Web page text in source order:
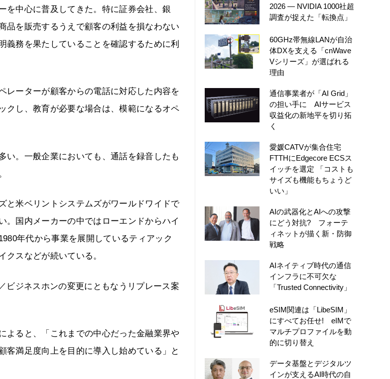
を中心に普及してきた。特に証券会社、銀
品を販売するうえで顧客の利益を損なわない
義務を果たしていることを確認するために利
レーターが顧客からの電話に対応した内容を
クし、教育が必要な場合は、模範になるオペ
い。一般企業においても、通話を録音したも
と米ベリントシステムズがワールドワイドで
。国内メーカーの中ではローエンドからハイ
年代から事業を展開しているティアック
スなどが続いている。
ビジネスホンの変更にともなうリプレース案
よると、「これまでの中心だった金融業界や
客満足度向上を目的に導入し始めている」と
2026 ― NVIDIA 1000社超
調査が捉えた「転換点」
60GHz帯無線LANが自治
体DXを支える「cnWave
Vシリーズ」が選ばれる
理由
通信事業者が「AI Grid」
の担い手に AIサービス
収益化の新地平を切り拓
く
愛媛CATVが集合住宅
FTTHにEdgecore ECSス
イッチを選定 「コストも
サイズも機能もちょうど
いい」
AIの武器化とAIへの攻撃
にどう対抗? フォーテ
ィネットが描く新・防御
戦略
AIネイティブ時代の通信
インフラに不可欠な
「Trusted Connectivity」
eSIM関連は「LibeSIM」
にすべてお任せ! eIMで
マルチプロファイルを動
的に切り替え
データ基盤とデジタルツ
インが支えるAI時代の自